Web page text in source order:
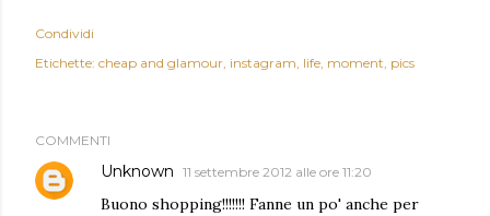
Condividi
Etichette: cheap and glamour instagram life moment pics
COMMENTI
Unknown 11 settembre 2012 alle ore 11:20
Buono shopping!!!!!!! Fanne un po' anche per